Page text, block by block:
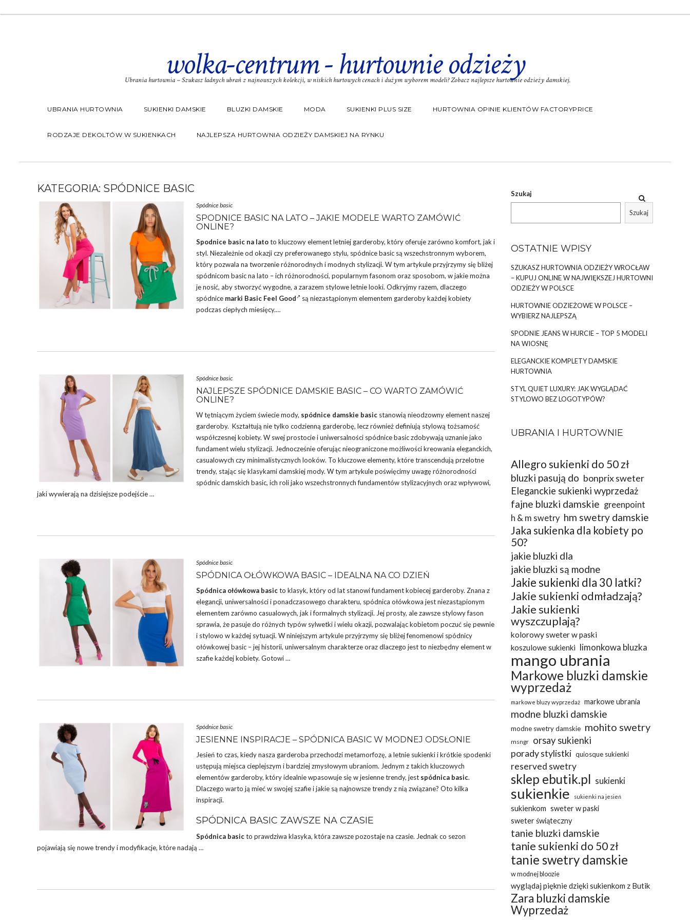
wolka-centrum - hurtownie odzieży
Ubrania hurtownia – Szukasz ładnych ubrań z najnowszych kolekcji, w niskich hurtowych cenach i dużym wyborem modeli? Zobacz najlepsze hurtownie odzieży damskiej.
UBRANIA HURTOWNIA SUKIENKI DAMSKIE BLUZKI DAMSKIE MODA SUKIENKI PLUS SIZE HURTOWNIA OPINIE KLIENTÓW FACTORYPRICE
RODZAJE DEKOLTÓW W SUKIENKACH NAJLEPSZA HURTOWNIA ODZIEŻY DAMSKIEJ NA RYNKU
KATEGORIA: SPÓDNICE BASIC
Spódnice basic
SPODNICE BASIC NA LATO – JAKIE MODELE WARTO ZAMÓWIĆ
ONLINE?
Spodnice basic na latoto kluczowy element letniej garderoby, który oferuje zarówno komfort, jak i
styl. Niezależnie od okazji czy preferowanego stylu, spódnicebasic są wszechstronnym wyborem,
który pozwala na tworzenie różnorodnych i modnych stylizacji. W tym artykule przyjrzymy się bliżej
spódnicom basic na lato – ich różnorodności, popularnym fasonom oraz sposobom, w jakie można
je nosić, aby stworzyć wygodne, a zarazem stylowe letnie looki. Odkryjmy razem, dlaczego
spódnice marki Basic Feel Good
są niezastąpionym elementem garderoby każdej kobiety
podczas ciepłych miesięcy.…
Spódnice basic
NAJLEPSZE SPÓDNICE DAMSKIE BASIC – CO WARTO ZAMÓWIĆ
ONLINE?
W tętniącym życiem świecie mody, spódnice damskie basic stanowią nieodzowny element naszej
garderoby. Kształtują nie tylko codzienną garderobę, lecz również definiują stylową tożsamość
współczesnej kobiety. W swej prostocie i uniwersalności spódnice basic zdobywają uznanie jako
fundament wielu stylizacji. Jednocześnie oferując nieograniczone możliwości kreowania eleganckich,
casualowych czy minimalistycznych looków. To kluczowe elementy, które transcendują przelotne
trendy, stając się klasykami damskiej mody. W tym artykule poświęcimy uwagę różnorodności
spódnic damskich basic, ich roli jako wszechstronnych fundamentów stylizacyjnych oraz wpływowi,
jaki wywierają na dzisiejsze podejście …
Spódnice basic
SPÓDNICA OŁÓWKOWA BASIC – IDEALNA NA CO DZIEŃ
Spódnica ołówkowa basicto klasyk, który od lat stanowi fundament kobiecej garderoby. Znana z
elegancji, uniwersalności i ponadczasowego charakteru, spódnica ołówkowa jest niezastąpionym
elementem zarówno casualowych, jak i formalnych stylizacji. Jej prosty, ale zawsze stylowy fason
sprawia, że pasuje do różnych typów sylwetki i wielu okazji, pozwalając kobietom poczuć się pewnie
i stylowo w każdej sytuacji. W niniejszym artykule przyjrzymy się bliżej fenomenowi spódnicy
ołówkowej basic – jej historii, uniwersalnym charakterze oraz dlaczego jest to niezbędny element w
szafie każdej kobiety. Gotowi …
Spódnice basic
JESIENNE INSPIRACJE – SPÓDNICA BASIC W MODNEJ ODSŁONIE
Jesień to czas, kiedy nasza garderoba przechodzi metamorfozę, a letnie sukienkii krótkie spodenki
ustępują miejsca cieplejszym i bardziej zmysłowym ubraniom. Jednym z takich kluczowych
elementów garderoby, który idealnie wpasowuje się w jesienne trendy, jest spódnica basic.
Dlaczego warto ją mieć w swojej szafie i jakie są najnowsze trendy z nią związane? Oto kilka
inspiracji.
SPÓDNICA BASIC ZAWSZE NA CZASIE
Spódnica basicto prawdziwa klasyka, która zawsze pozostaje na czasie. Jednak co sezon
pojawiają się nowe trendy i modyfikacje, które nadają …
Szukaj
Szukaj
OSTATNIE WPISY
SZUKASZ HURTOWNIA ODZIEŻY WROCŁAW
– KUPUJ ONLINE W NAJWIĘKSZEJ HURTOWNI
ODZIEŻY W POLSCE
HURTOWNIE ODZIEŻOWE W POLSCE –
WYBIERZ NAJLEPSZĄ
SPODNIE JEANS W HURCIE – TOP 5 MODELI
NA WIOSNĘ
ELEGANCKIE KOMPLETY DAMSKIE
HURTOWNIA
STYL QUIET LUXURY: JAK WYGLĄDAĆ
STYLOWO BEZ LOGOTYPÓW?
UBRANIA I HURTOWNIE
Allegro sukienki do 50 zł
bluzki pasują do bonprix sweter
Eleganckie sukienki wyprzedaż
fajne bluzki damskie greenpoint
h & m swetry hm swetry damskie
Jaka sukienka dla kobiety po
50?
jakie bluzki dla
jakie bluzki są modne
Jakie sukienki dla 30 latki?
Jakie sukienki odmładzają?
Jakie sukienki
wyszczuplają?
kolorowy sweter w paski
koszulowe sukienki limonkowa bluzka
mango ubrania
Markowe bluzki damskie
wyprzedaż
markowe bluzy wyprzedaż markowe ubrania
modne bluzki damskie
modne swetry damskie mohito swetry
msngr
orsay sukienki
porady stylistki quiosque sukienki
reserved swetry
sklep ebutik.pl sukienki
sukienkie sukienki na jesień
sukienkom sweter w paski
sweter świąteczny
tanie bluzki damskie
tanie sukienki do 50 zł
tanie swetry damskie
w modnej bloozie
wyglądaj pięknie dzięki sukienkom z Butik
Zara bluzki damskie
Wyprzedaż